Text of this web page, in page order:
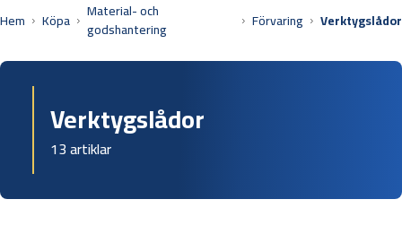
Hem Köpa
Material- och
godshantering
Förvaring Verktygslådor
Verktygslådor
13 artiklar